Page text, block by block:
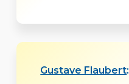
Gustave Flaubert: